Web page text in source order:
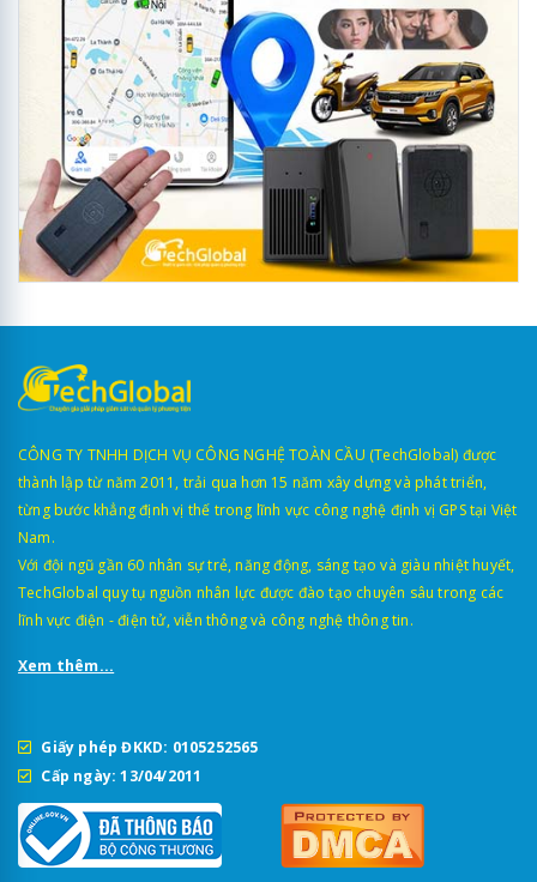
CÔNG TY TNHH DỊCH VỤ CÔNG NGHỆ TOÀN CẦU (TechGlobal) được
thành lập từ năm 2011, trải qua hơn 15 năm xây dựng và phát triển,
từng bước khẳng định vị thế trong lĩnh vực công nghệ định vị GPS tại Việt
Nam.
Với đội ngũ gần 60 nhân sự trẻ, năng động, sáng tạo và giàu nhiệt huyết,
TechGlobal quy tụ nguồn nhân lực được đào tạo chuyên sâu trong các
lĩnh vực điện - điện tử, viễn thông và công nghệ thông tin.
Xem thêm...
Giấy phép ĐKKD: 0105252565
Cấp ngày: 13/04/2011